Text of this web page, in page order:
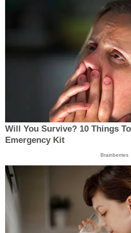
Will You Survive? 10 Things
Emergency Kit
Brainberries